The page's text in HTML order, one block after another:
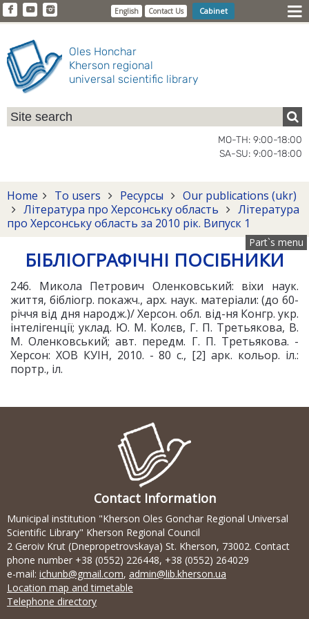
English Contact Us Cabinet
Oles Honchar
Kherson regional
universal scientific library
MO-TH: 9:00-18:00
SA-SU: 9:00-18:00
Home To users Ресурсы
Our publications (ukr)
Література про Херсонську область
Література
про Херсонську область за 2010 рік. Випуск 1
Part`s menu
БІБЛІОГРАФІЧНІ ПОСІБНИКИ
246. Микола Петрович Оленковський: віхи наук.
життя, бібліогр. покажч., арх. наук. матеріали: (до 60-
річчя від дня народж.)/ Херсон. обл. від-ня Конгр. укр.
інтелігенції; уклад. Ю. М. Колєв, Г. П. Третьякова, В.
М. Оленковський; авт. передм. Г. П. Третьякова. -
Херсон: ХОВ КУІН, 2010. - 80 с., [2] арк. кольор. іл.:
портр., іл.
Contact Information
Municipal institution "Kherson Oles Gonchar Regional Universal
Scientific Library" Kherson Regional Council
2 Geroiv Krut (Dnepropetrovskaya) St. Kherson, 73002. Contact
phone number +38 (0552) 226448, +38 (0552) 264029
e-mail: ichunb@gmail.com, admin@lib.kherson.ua
Location map and timetable
Telephone directory